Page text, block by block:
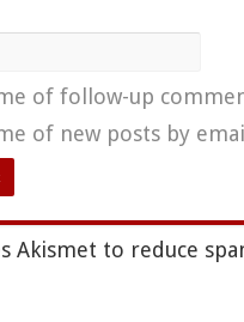
of follow-up
of new posts by
Akismet to reduce